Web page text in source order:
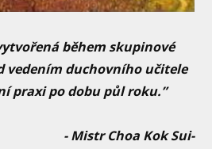
během skupinové
vedením duchovního učitele
praxi po dobu půl roku.”
- Mistr Choa Kok Sui-